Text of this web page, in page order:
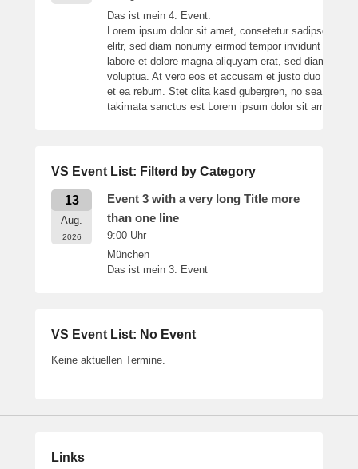
Das ist mein 4. Event.
Lorem ipsum dolor sit amet, consetetur sadipscing
elitr, sed diam nonumy eirmod tempor invidunt ut
labore et dolore magna aliquyam erat, sed diam
voluptua. At vero eos et accusam et justo duo dolores
et ea rebum. Stet clita kasd gubergren, no sea
takimata sanctus est Lorem ipsum dolor sit amet.
VS Event List: Filterd by Category
13
Aug.
2026
Event 3 with a very long Title more
than one line
9:00 Uhr
München
Das ist mein 3. Event
VS Event List: No Event
Keine aktuellen Termine.
Links